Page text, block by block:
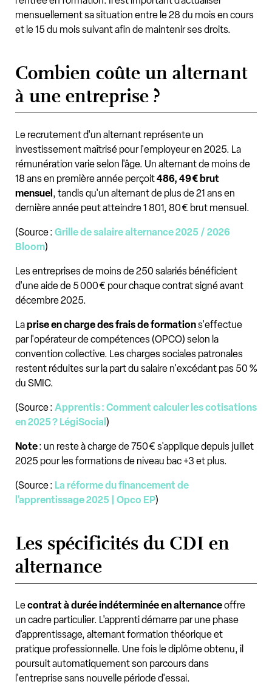
mensuellement sa situation entre le 28 du mois en cours
et le 15 du mois suivant afin de maintenir ses droits.
Combien coûte un alternant
à une entreprise ?
Le recrutement d'un alternant représente un
investissement maîtrisé pour l'employeur en 2025. La
rémunération varie selon l'âge. Un alternant de moins de
18 ans en première année perçoit486, 49 € brut
mensuel , tandis qu'un alternant de plus de 21 ans en
dernière année peut atteindre 1 801, 80 € brut mensuel.
(Source : Grille de salaire alternance 2025 / 2026
Bloom)
Les entreprises de moins de 250 salariés bénéficient
d'une aide de 5 000 € pour chaque contrat signé avant
décembre 2025.
Laprise en charge des frais de formations'effectue
par l'opérateur de compétences (OPCO) selon la
convention collective. Les charges sociales patronales
restent réduites sur la part du salaire n'excédant pas 50 %
du SMIC.
(Source : Apprentis : Comment calculer les cotisations
en 2025 ? LégiSocial )
Note: un reste à charge de 750 € s'applique depuis juillet
2025 pour les formations de niveau bac +3 et plus.
(Source : La réforme du financement de
l'apprentissage 2025 | Opco EP)
Les spécificités du CDI en
alternance
Lecontrat à durée indéterminée en alternanceoffre
un cadre particulier. L'apprenti démarre par une phase
d'apprentissage, alternant formation théorique et
pratique professionnelle. Une fois le diplôme obtenu, il
poursuit automatiquement son parcours dans
l'entreprise sans nouvelle période d'essai.